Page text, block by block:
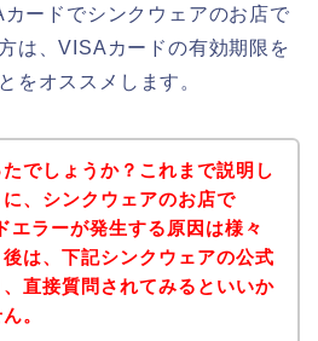
ードでシンクウェアのお店で
は、VISAカードの有効期限を
をオススメします。
でしょうか？これまで説明し
、シンクウェアのお店で
エラーが発生する原因は様々
は、下記シンクウェアの公式
直接質問されてみるといいか
。